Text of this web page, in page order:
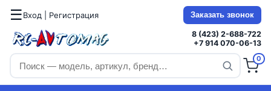
☰Вход | Регистрация Заказать звонок
8 (423) 2-688-722
+7 914 070-06-13
0